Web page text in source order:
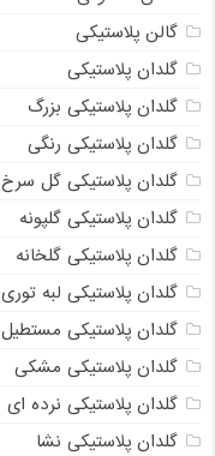
گالن پلاستیکی
گلدان پلاستیکی
گلدان پلاستیکی بزرگ
گلدان پلاستیکی رنگی
گلدان پلاستیکی گل سرخ
گلدان پلاستیکی گلپونه
گلدان پلاستیکی گلخانه
گلدان پلاستیکی لبه توری
گلدان پلاستیکی مستطیل
گلدان پلاستیکی مشکی
گلدان پلاستیکی نرده ای
گلدان پلاستیکی نشا